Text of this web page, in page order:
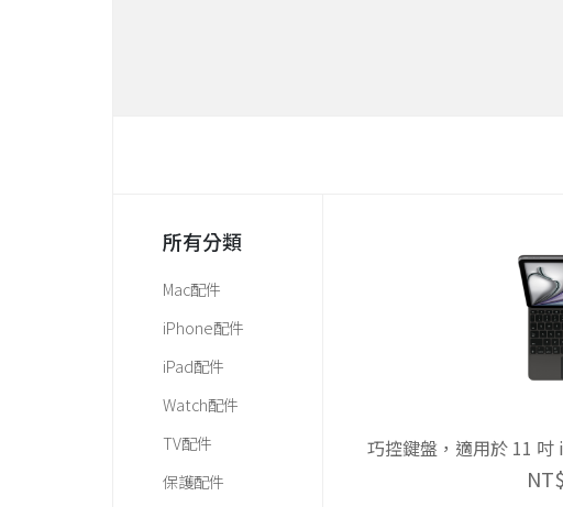
所有分類
Mac配件
iPhone配件
iPad配件
Watch配件
TV配件
保護配件
巧控鍵盤，適用於 11